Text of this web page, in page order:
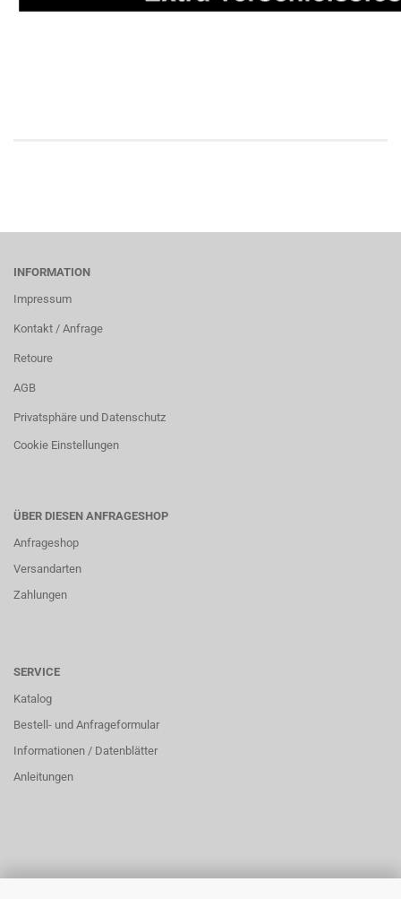
INFORMATION
Impressum
Kontakt / Anfrage
Retoure
AGB
Privatsphäre und Datenschutz
Cookie Einstellungen
ÜBER DIESEN ANFRAGESHOP
Anfrageshop
Versandarten
Zahlungen
SERVICE
Katalog
Bestell- und Anfrageformular
Informationen / Datenblätter
Anleitungen